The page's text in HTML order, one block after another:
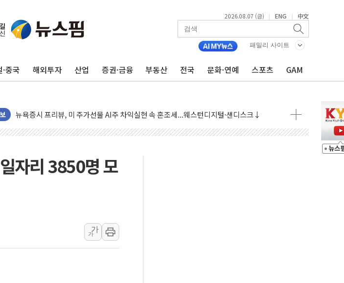
2026.08.07 (금) | ENG | 中文
패밀리 사이트
중국 해외투자 산업 증권·금융 부동산 전국 문화·연예 스포츠 GAM
유럽증시, 견조한 실적 소화하며 대부분 상승… "2분기 기업 순이익 21% 증가" 전망
리투아니아 국방 "러, 우크라 드론으로 나토 회원국 공격 검토… 거짓 깃발 작전"
뉴욕증시 개장 전 특징주...모더나·아이온큐·도어대시↑ VS 샌디스크·피그마·앱러빈↓
김정관 장관 "영업이익 N% 성과급 반대…상법·자본시장법 개정 논의"
청와대, 북한 단거리 탄도미사일 발사에 긴급 안보 점검회의
금값 7주 만에 최고…美 고용 둔화·호르무즈 재개방 기대에 강세
러, 1인칭시점 드론으로 우크라 민간인 '사파리' 공격… 시민들 공포감 극대화 전략
[베트남 증시] 지수 하락 속 'DGC' 임시 주총 기대감에 홀로 상한가…마진 잔액은 사상 최고
해군 1함대 창설 80주년…지역과 함께하는 '선봉'의 대민 봉사
[3보] 북, 원산서 동해로 단거리 탄도미사일 1발 발사… 올해 10번째·42일 만 도발
자리 3850명 모
가
가